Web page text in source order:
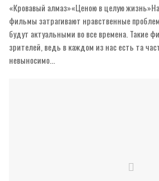
«Кровавый алмаз»«Ценою в целую
фильмы затрагивают нравственные
будут актуальными во все времена. Такие
зрителей, ведь в каждом из нас есть та
невыносимо...